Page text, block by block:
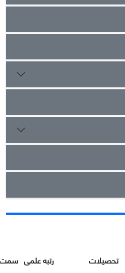
تحصیلات رتبه علمی سمت /